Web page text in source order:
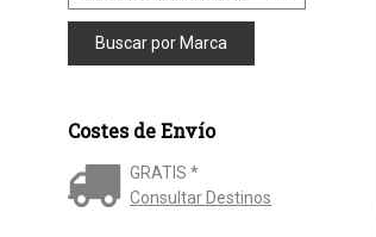
Costes de Envío
GRATIS *
Consultar Destinos